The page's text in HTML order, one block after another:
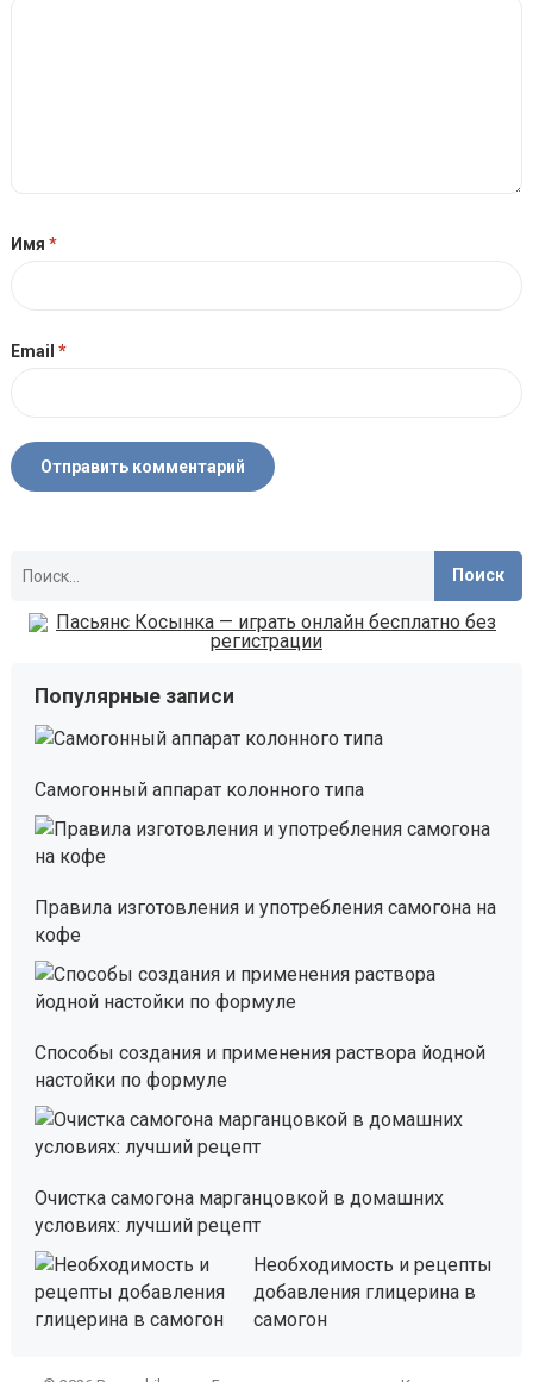
Имя *
Email *
Популярные записи
Самогонный аппарат колонного типа
Правила изготовления и употребления самогона на
кофе
Способы создания и применения раствора йодной
настойки по формуле
Очистка самогона марганцовкой в домашних
условиях: лучший рецепт
Необходимость и рецепты
добавления глицерина в
самогон